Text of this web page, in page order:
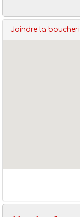
Joindre la